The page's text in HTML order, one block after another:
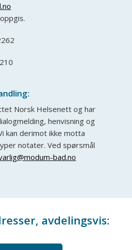
Norsk Helsenett og har
henvisning og
kan derimot ikke motta
notater. Ved spørsmål
bad.no
avdelingsvis: